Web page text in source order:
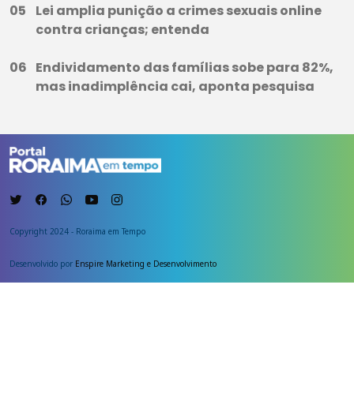
Lei amplia punição a crimes sexuais online
contra crianças; entenda
Endividamento das famílias sobe para 82%,
mas inadimplência cai, aponta pesquisa
Copyright 2024 - Roraima em Tempo
Desenvolvido por Enspire Marketing e Desenvolvimento